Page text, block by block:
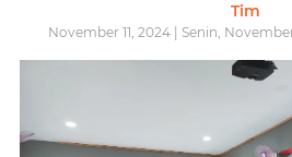
Tim
November 11, 2024 | Senin, November